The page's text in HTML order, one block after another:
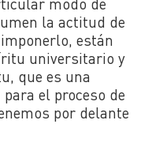
la actitud de
están
universitario y
que es una
el proceso de
por delante